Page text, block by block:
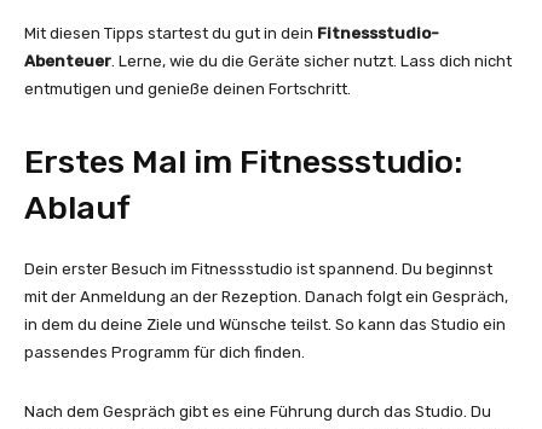
Mit diesen Tipps startest du gut in dein Fitnessstudio-
Abenteuer. Lerne, wie du die Geräte sicher nutzt. Lass dich nicht
entmutigen und genieße deinen Fortschritt.
Erstes Mal im Fitnessstudio:
Ablauf
Dein erster Besuch im Fitnessstudio ist spannend. Du beginnst
mit der Anmeldung an der Rezeption. Danach folgt ein Gespräch,
in dem du deine Ziele und Wünsche teilst. So kann das Studio ein
passendes Programm für dich finden.
Nach dem Gespräch gibt es eine Führung durch das Studio. Du